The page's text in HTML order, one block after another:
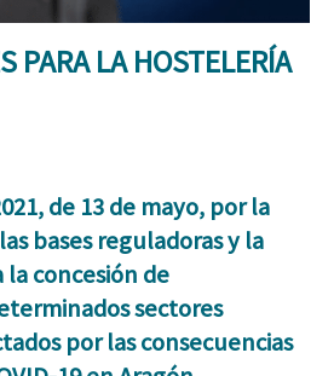
PARA LA HOSTELERÍA
de 13 de mayo, por la
bases reguladoras y la
concesión de
sectores
por las consecuencias